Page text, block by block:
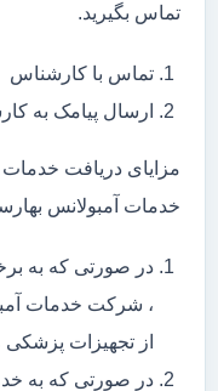
تماس بگیرید.
تماس با کارشناس
ارسال پیامک به
مزایای دریافت
خدمات آمبولانس
در صورتی که به
، شرکت خدمات
از تجهیزات
در صورتی که به